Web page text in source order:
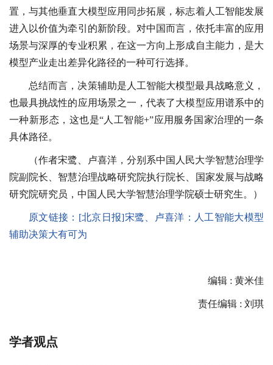
置，与其他垂直大模型应用同步拓展，标志着人工智能发展
进入以价值为牵引的新阶段。对中国而言，依托丰富的应用
场景与深厚的专业积累，在这一方向上形成自主能力，是大
模型产业走出差异化路径的一种可行选择。
总结而言，决策辅助是人工智能大模型最具战略意义，
也最具挑战性的应用场景之一，代表了大模型应用谱系中的
一种新形态，这也是“人工智能+”应用服务国家治理的一条
具体路径。
（作者宋鹭、卢喜洋，分别系中国人民大学智慧治理学
院副院长、智慧治理战略研究院执行院长、国家发展与战略
研究院研究员，中国人民大学智慧治理学院硕士研究生。）
原文链接：[北京日报]宋鹭、卢喜洋：人工智能大模型
辅助决策大有可为
编辑 : 黄米佳
责任编辑 : 刘琪
学者观点